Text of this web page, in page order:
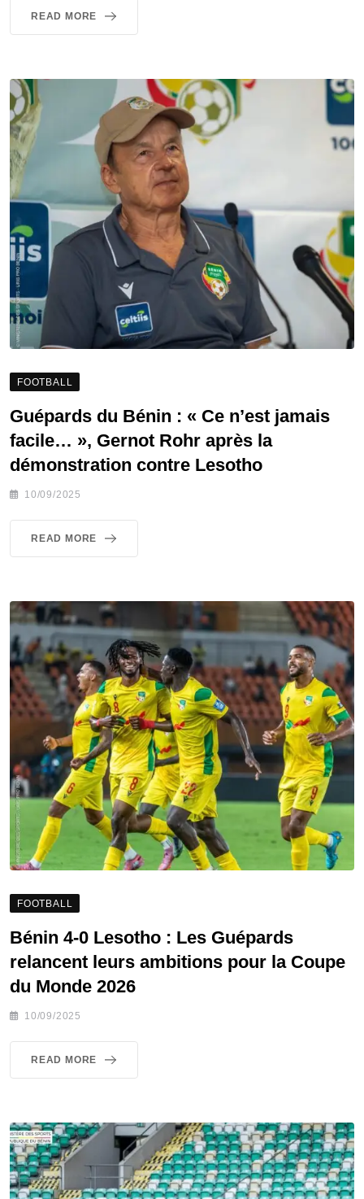
READ MORE
FOOTBALL
Guépards du Bénin : « Ce n’est jamais
facile… », Gernot Rohr après la
démonstration contre Lesotho
10/09/2025
READ MORE
FOOTBALL
Bénin 4-0 Lesotho : Les Guépards
relancent leurs ambitions pour la Coupe
du Monde 2026
10/09/2025
READ MORE